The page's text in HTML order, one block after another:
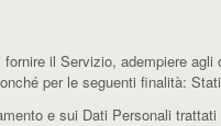
il Servizio, adempiere
per le seguenti finalità:
e sui Dati Personali